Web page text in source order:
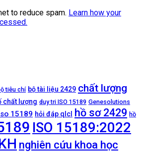
to reduce spam. Learn how your
tiêu chí bộ tài liệu 2429 chất lượng
chất lượng duy tri ISO 15189 Genesolutions
15189 hỏi đáp qlcl hồ sơ 2429 hồ
ISO 15189:2022
nghiên cứu khoa học